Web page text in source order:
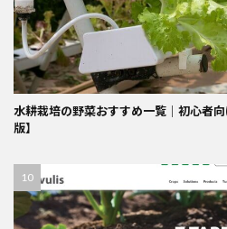
水耕栽培の野菜おすすめ一覧｜初心者
版】